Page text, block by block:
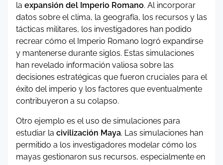
la expansión del Imperio Romano. Al incorporar
datos sobre el clima, la geografía, los recursos y las
tácticas militares, los investigadores han podido
recrear cómo el Imperio Romano logró expandirse
y mantenerse durante siglos. Estas simulaciones
han revelado información valiosa sobre las
decisiones estratégicas que fueron cruciales para el
éxito del imperio y los factores que eventualmente
contribuyeron a su colapso.
Otro ejemplo es el uso de simulaciones para
estudiar la civilización Maya. Las simulaciones han
permitido a los investigadores modelar cómo los
mayas gestionaron sus recursos, especialmente en